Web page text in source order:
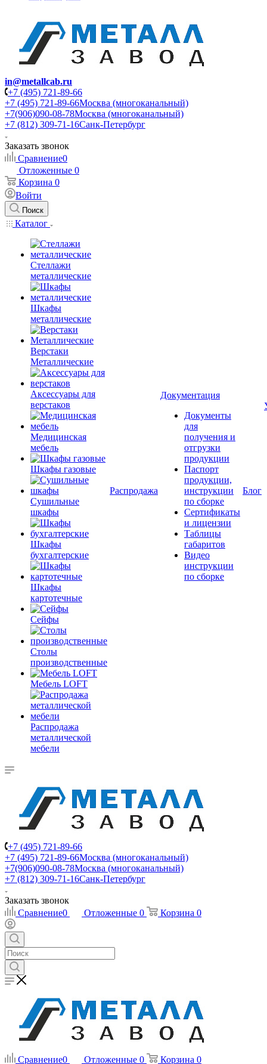
in@metallcab.ru
+7 (495) 721-89-66
+7 (495) 721-89-66Москва (многоканальный)
+7(906)090-08-78Москва (многоканальный)
+7 (812) 309-71-16Санк-Петербург
Заказать звонок
Сравнение0
Отложенные 0
Корзина 0
Войти
Поиск
Каталог
Стеллажи
металлические
Шкафы
металлические
Верстаки
Металлические
Аксессуары для
верстаков
Медицинская
мебель
Шкафы газовые
Сушильные
шкафы
Шкафы
бухгалтерские
Шкафы
картотечные
Сейфы
Столы
производственные
Мебель LOFT
Распродажа
металлической
мебели
Распродажа
Документация
Документы
для
получения и
отгрузки
продукции
Паспорт
продукции,
инструкции
по сборке
Сертификаты
и лицензии
Таблицы
габаритов
Видео
инструкции
по сборке
Блог
+7 (495) 721-89-66
+7 (495) 721-89-66Москва (многоканальный)
+7(906)090-08-78Москва (многоканальный)
+7 (812) 309-71-16Санк-Петербург
Заказать звонок
Сравнение0 Отложенные 0 Корзина 0
Сравнение0 Отложенные 0 Корзина 0